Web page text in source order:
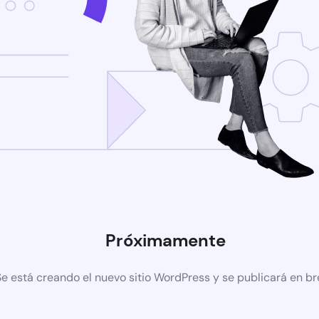
Próximamente
está creando el nuevo sitio WordPress y se publicará en